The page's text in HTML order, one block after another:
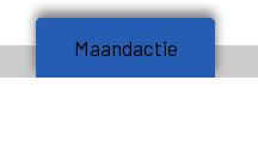
Maandactie
Maandactie